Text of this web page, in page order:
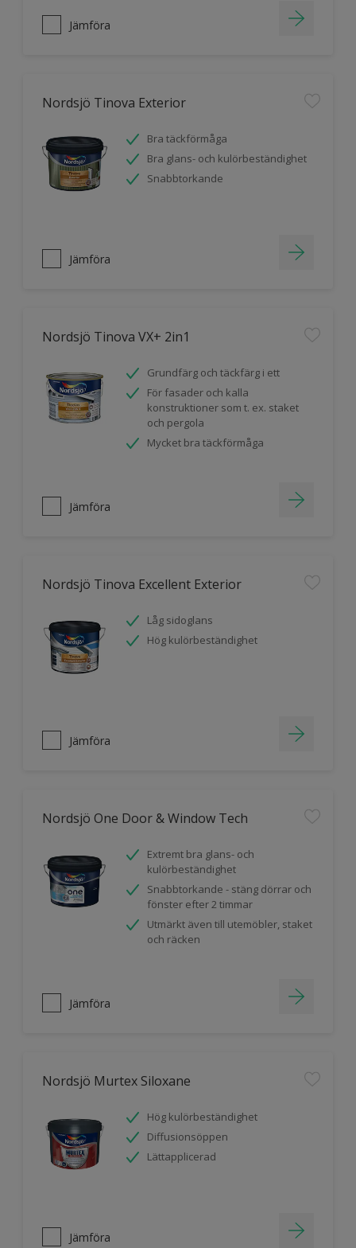
Jämföra
Nordsjö Tinova Exterior
Bra täckförmåga
Bra glans- och kulörbeständighet
Snabbtorkande
Jämföra
Nordsjö Tinova VX+ 2in1
Grundfärg och täckfärg i ett
För fasader och kalla
konstruktioner som t. ex. staket
och pergola
Mycket bra täckförmåga
Jämföra
Nordsjö Tinova Excellent Exterior
Låg sidoglans
Hög kulörbeständighet
Jämföra
Nordsjö One Door & Window Tech
Extremt bra glans- och
kulörbeständighet
Snabbtorkande - stäng dörrar och
fönster efter 2 timmar
Utmärkt även till utemöbler, staket
och räcken
Jämföra
Nordsjö Murtex Siloxane
Hög kulörbeständighet
Diffusionsöppen
Lättapplicerad
Jämföra